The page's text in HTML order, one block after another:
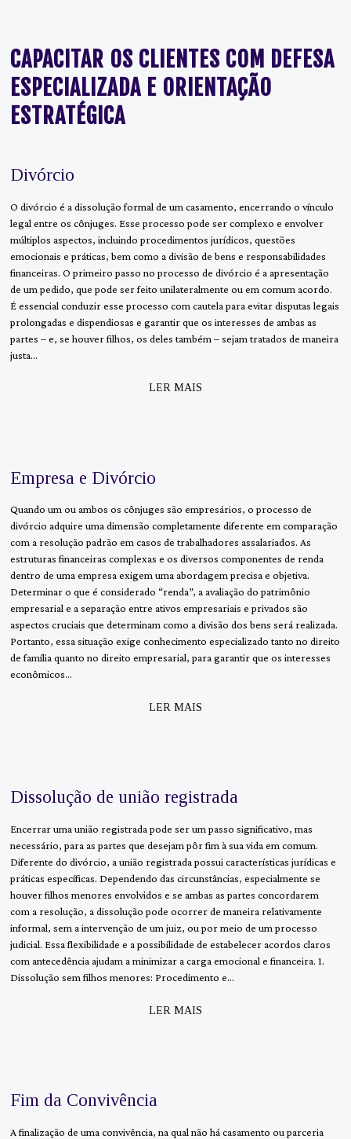
CAPACITAR OS CLIENTES COM DEFESA
ESPECIALIZADA E ORIENTAÇÃO
ESTRATÉGICA
Divórcio
O divórcio é a dissolução formal de um casamento, encerrando o vínculo
legal entre os cônjuges. Esse processo pode ser complexo e envolver
múltiplos aspectos, incluindo procedimentos jurídicos, questões
emocionais e práticas, bem como a divisão de bens e responsabilidades
financeiras. O primeiro passo no processo de divórcio é a apresentação
de um pedido, que pode ser feito unilateralmente ou em comum acordo.
É essencial conduzir esse processo com cautela para evitar disputas legais
prolongadas e dispendiosas e garantir que os interesses de ambas as
partes – e, se houver filhos, os deles também – sejam tratados de maneira
justa…
LER MAIS
Empresa e Divórcio
Quando um ou ambos os cônjuges são empresários, o processo de
divórcio adquire uma dimensão completamente diferente em comparação
com a resolução padrão em casos de trabalhadores assalariados. As
estruturas financeiras complexas e os diversos componentes de renda
dentro de uma empresa exigem uma abordagem precisa e objetiva.
Determinar o que é considerado “renda”, a avaliação do patrimônio
empresarial e a separação entre ativos empresariais e privados são
aspectos cruciais que determinam como a divisão dos bens será realizada.
Portanto, essa situação exige conhecimento especializado tanto no direito
de família quanto no direito empresarial, para garantir que os interesses
econômicos…
LER MAIS
Dissolução de união registrada
Encerrar uma união registrada pode ser um passo significativo, mas
necessário, para as partes que desejam pôr fim à sua vida em comum.
Diferente do divórcio, a união registrada possui características jurídicas e
práticas específicas. Dependendo das circunstâncias, especialmente se
houver filhos menores envolvidos e se ambas as partes concordarem
com a resolução, a dissolução pode ocorrer de maneira relativamente
informal, sem a intervenção de um juiz, ou por meio de um processo
judicial. Essa flexibilidade e a possibilidade de estabelecer acordos claros
com antecedência ajudam a minimizar a carga emocional e financeira. 1.
Dissolução sem filhos menores: Procedimento e…
LER MAIS
Fim da Convivência
A finalização de uma convivência, na qual não há casamento ou parceria